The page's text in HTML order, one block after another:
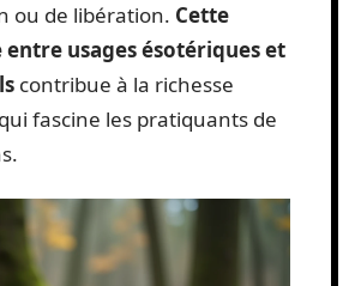
ou de libération. Cette
entre usages ésotériques et
contribue à la richesse
fascine les pratiquants de